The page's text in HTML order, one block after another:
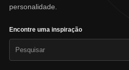
personalidade.
Encontre uma inspiração